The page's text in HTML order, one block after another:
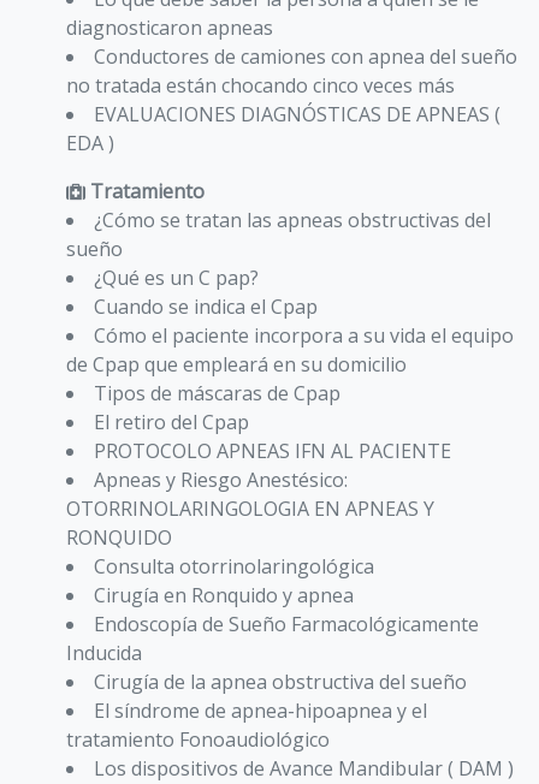
diagnosticaron apneas
Conductores de camiones con apnea del sueño
no tratada están chocando cinco veces más
EVALUACIONES DIAGNÓSTICAS DE APNEAS (
EDA )
Tratamiento
¿Cómo se tratan las apneas obstructivas del
sueño
¿Qué es un C pap?
Cuando se indica el Cpap
Cómo el paciente incorpora a su vida el equipo
de Cpap que empleará en su domicilio
Tipos de máscaras de Cpap
El retiro del Cpap
PROTOCOLO APNEAS IFN AL PACIENTE
Apneas y Riesgo Anestésico:
OTORRINOLARINGOLOGIA EN APNEAS Y
RONQUIDO
Consulta otorrinolaringológica
Cirugía en Ronquido y apnea
Endoscopía de Sueño Farmacológicamente
Inducida
Cirugía de la apnea obstructiva del sueño
El síndrome de apnea-hipoapnea y el
tratamiento Fonoaudiológico
Los dispositivos de Avance Mandibular ( DAM )